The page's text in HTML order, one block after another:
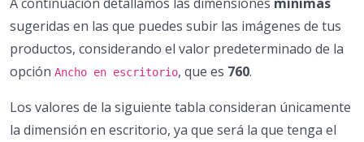
sugeridas en las que puedes subir las imágenes de tus
productos, considerando el valor predeterminado de la
opción Ancho en escritorio, que es 760.
Los valores de la siguiente tabla consideran únicamente
la dimensión en escritorio, ya que será la que tenga el